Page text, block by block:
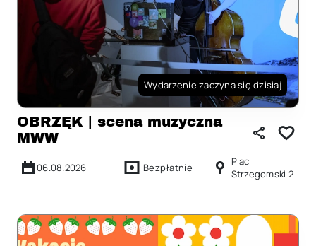
Wydarzenie zaczyna się dzisiaj
OBRZĘK | scena muzyczna
MWW
06.08.2026 Bezpłatnie
Plac
Strzegomski 2